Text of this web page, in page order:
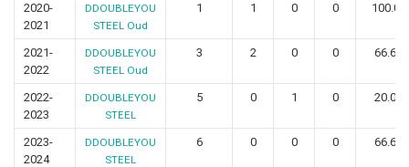
2020-
2021
DDOUBLEYOU
STEEL Oud
1 1 0 0 100.00
2021-
2022
DDOUBLEYOU
STEEL Oud
3 2 0 0 66.67
2022-
2023
DDOUBLEYOU
STEEL
5 0 1 0 20.00
2023-
2024
DDOUBLEYOU
STEEL
6 0 0 0 66.67